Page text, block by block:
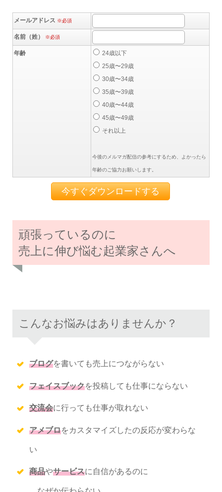
メールアドレス ※必須
名前（姓） ※必須
年齢
24歳以下
25歳〜29歳
30歳〜34歳
35歳〜39歳
40歳〜44歳
45歳〜49歳
それ以上
今後のメルマガ配信の参考にするため、よかったら
年齢のご協力お願いします。
頑張っているのに
売上に伸び悩む起業家さんへ
こんなお悩みはありませんか？
ブログを書いても売上につながらない
フェイスブックを投稿しても仕事にならない
交流会に行っても仕事が取れない
アメブロをカスタマイズしたの反応が変わらな
い
商品やサービスに自信があるのに